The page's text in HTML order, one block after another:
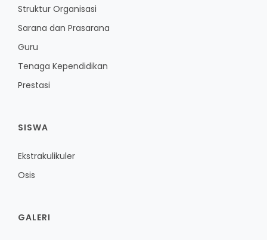
Struktur Organisasi
Sarana dan Prasarana
Guru
Tenaga Kependidikan
Prestasi
SISWA
Ekstrakulikuler
Osis
GALERI